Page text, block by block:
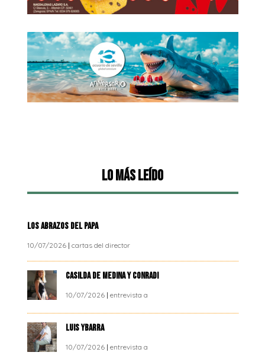
Lo más leído
LOS ABRAZOS DEL PAPA
10/07/2026| cartas del director
CASILDA DE MEDINA Y CONRADI
10/07/2026| entrevista a
LUIS YBARRA
10/07/2026| entrevista a